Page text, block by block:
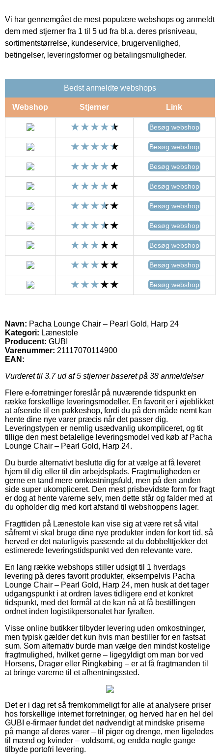
Vi har gennemgået de mest populære webshops og anmeldt
dem med stjerner fra 1 til 5 ud fra bl.a. deres prisniveau,
sortimentstørrelse, kundeservice, brugervenlighed,
betingelser, leveringsformer og betalingsmuligheder.
Bedst anmeldte webshops
Webshop Stjerner Link
Besøg webshop
Besøg webshop
Besøg webshop
Besøg webshop
Besøg webshop
Besøg webshop
Besøg webshop
Besøg webshop
Besøg webshop
Navn: Pacha Lounge Chair – Pearl Gold, Harp 24
Kategori: Lænestole
Producent: GUBI
Varenummer: 21117070114900
EAN:
Vurderet til 3.7ud af 5 stjerner baseret på 38 anmeldelser
Flere e-forretninger foreslår på nuværende tidspunkt en
række forskellige leveringsmodeller. En favorit er i øjeblikket
at afsende til en pakkeshop, fordi du på den måde nemt kan
hente dine nye varer præcis når det passer dig.
Leveringstypen er nemlig usædvanlig ukompliceret, og tit
tillige den mest betalelige leveringsmodel ved køb af Pacha
Lounge Chair – Pearl Gold, Harp 24.
Du burde alternativt beslutte dig for at vælge at få leveret
hjem til dig eller til din arbejdsplads. Fragtmuligheden er
gerne en tand mere omkostningsfuld, men på den anden
side super ukompliceret. Den mest prisbevidste form for fragt
er dog at hente varerne selv, men dette står og falder med at
du opholder dig med kort afstand til webshoppens lager.
Fragttiden på Lænestole kan vise sig at være ret så vital
såfremt vi skal bruge dine nye produkter inden for kort tid, så
herved er det naturligvis passende at du dobbelttjekker det
estimerede leveringstidspunkt ved den relevante vare.
En lang række webshops stiller udsigt til 1 hverdags
levering på deres favorit produkter, eksempelvis Pacha
Lounge Chair – Pearl Gold, Harp 24, men husk at det tager
udgangspunkt i at ordren laves tidligere end et konkret
tidspunkt, med det formål at de kan nå at få bestillingen
ordnet inden logistikpersonalet har fyraften.
Visse online butikker tilbyder levering uden omkostninger,
men typisk gælder det kun hvis man bestiller for en fastsat
sum. Som alternativ burde man vælge den mindst kostelige
fragtmulighed, hvilket gerne – ligegyldigt om man bor ved
Horsens, Dragør eller Ringkøbing – er at få fragtmanden til
at bringe varerne til et afhentningssted.
Det er i dag ret så fremkommeligt for alle at analysere priser
hos forskellige internet forretninger, og herved har en hel del
GUBI e-firmaer fundet det nødvendigt at mindske priserne
på mange af deres varer – til piger og drenge, men ligeledes
til mænd og kvinder – voldsomt, og endda nogle gange
tilbyde portofri levering.